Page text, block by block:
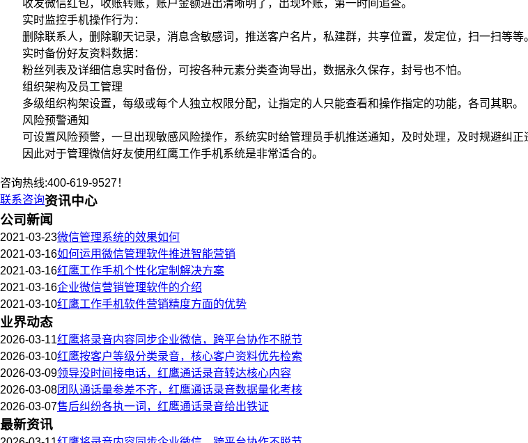
收发微信红包，收账转账，账户金额进出清晰明了，出现坏账，第一时间追查。
实时监控手机操作行为：
删除联系人，删除聊天记录，消息含敏感词，推送客户名片，私建群，共享位置，发定位，扫一扫等等
实时备份好友资料数据：
粉丝列表及详细信息实时备份，可按各种元素分类查询导出，数据永久保存，封号也不怕。
组织架构及员工管理
多级组织构架设置，每级或每个人独立权限分配，让指定的人只能查看和操作指定的功能，各司其职。
风险预警通知
可设置风险预警，一旦出现敏感风险操作，系统实时给管理员手机推送通知，及时处理，及时规避纠正
因此对于管理微信好友使用红鹰工作手机系统是非常适合的。
咨询热线:400-619-9527！
联系咨询资讯中心
公司新闻
2021-03-23微信管理系统的效果如何
2021-03-16如何运用微信管理软件推进智能营销
2021-03-16红鹰工作手机个性化定制解决方案
2021-03-16企业微信营销管理软件的介绍
2021-03-10红鹰工作手机软件营销精度方面的优势
业界动态
2026-03-11红鹰将录音内容同步企业微信，跨平台协作不脱节
2026-03-10红鹰按客户等级分类录音，核心客户资料优先检索
2026-03-09领导没时间接电话，红鹰通话录音转达核心内容
2026-03-08团队通话量参差不齐，红鹰通话录音数据量化考核
2026-03-07售后纠纷各执一词，红鹰通话录音给出铁证
最新资讯